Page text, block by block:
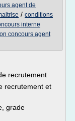
agent de
/ conditions
interne
concours agent
recrutement
recrutement et
grade